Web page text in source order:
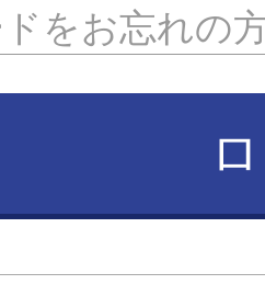
をお忘れの